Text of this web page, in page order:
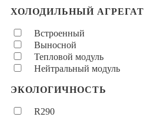
ХОЛОДИЛЬНЫЙ АГРЕГАТ
Встроенный
Выносной
Тепловой модуль
Нейтральный модуль
ЭКОЛОГИЧНОСТЬ
R290